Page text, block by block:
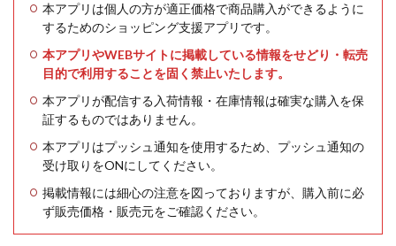
本アプリは個人の方が適正価格で商品購入ができるように
するためのショッピング支援アプリです。
本アプリやWEBサイトに掲載している情報をせどり・転売
目的で利用することを固く禁止いたします。
本アプリが配信する入荷情報・在庫情報は確実な購入を保
証するものではありません。
本アプリはプッシュ通知を使用するため、プッシュ通知の
受け取りをONにしてください。
掲載情報には細心の注意を図っておりますが、購入前に必
ず販売価格・販売元をご確認ください。